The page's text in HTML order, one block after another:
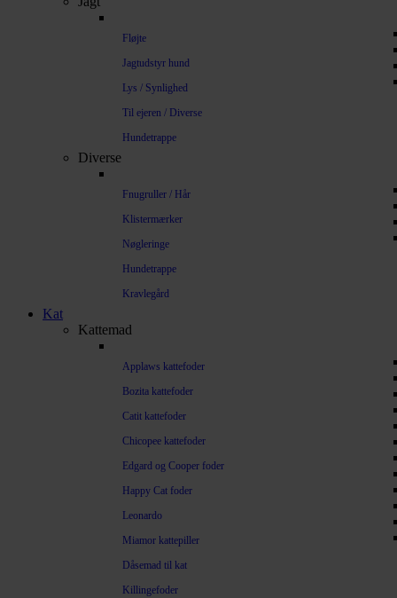
Fløjte
Jagtudstyr hund
Lys / Synlighed
Til ejeren / Diverse
Hundetrappe
Diverse
Fnugruller / Hår
Klistermærker
Nøgleringe
Hundetrappe
Kravlegård
Kat
Kattemad
Applaws kattefoder
Bozita kattefoder
Catit kattefoder
Chicopee kattefoder
Edgard og Cooper foder
Happy Cat foder
Leonardo
Miamor kattepiller
Dåsemad til kat
Killingefoder